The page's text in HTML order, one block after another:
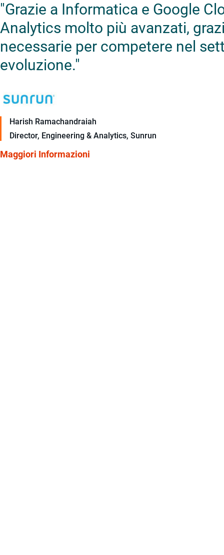
"Grazie a Informatica e Google
Analytics molto più avanzati,
necessarie per competere nel
evoluzione."
Harish Ramachandraiah
Director, Engineering & Analytics, Sunrun
Maggiori Informazioni